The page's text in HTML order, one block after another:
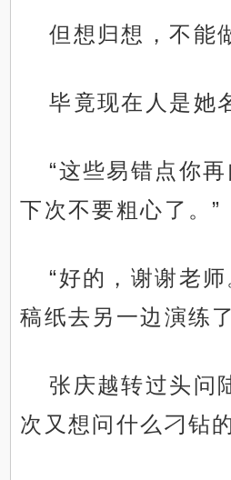
但想归想，不能
毕竟现在人是她
“这些易错点你再
下次不要粗心了。”
“好的，谢谢老
稿纸去另一边演练了
张庆越转过头问
次又想问什么刁钻